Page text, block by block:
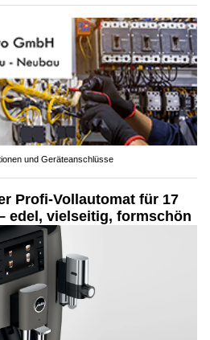
und Geräteanschlüsse
Profi-Vollautomat für 17
edel, vielseitig, formschön